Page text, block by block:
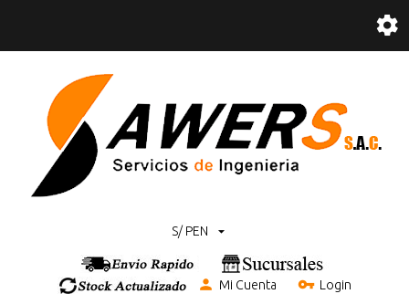
S/ PEN
Mi Cuenta Login